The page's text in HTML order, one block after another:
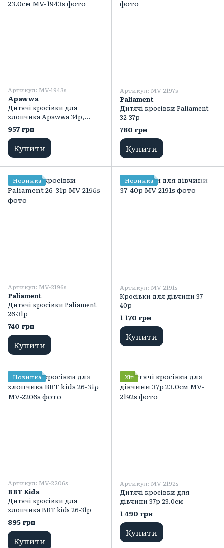
Артикул: MV-1943s
Apawwa
Дитячі кросівки для
хлопчика Apawwa 34р,
23.0см
957 грн
Купити
Артикул: MV-2197s
Paliament
Дитячі кросівки Paliament
32-37р
780 грн
Купити
Новинка
Артикул: MV-2196s
Paliament
Дитячі кросівки Paliament
26-31р
740 грн
Купити
Новинка
Артикул: MV-2191s
Кросівки для дівчини 37-
40р
1 170 грн
Купити
Новинка
Артикул: MV-2206s
BBT Kids
Дитячі кросівки для
хлопчика BBT kids 26-31p
895 грн
Купити
Хіт
Артикул: MV-2192s
Дитячі кросівки для
дівчини 37р 23.0см
1 490 грн
Купити